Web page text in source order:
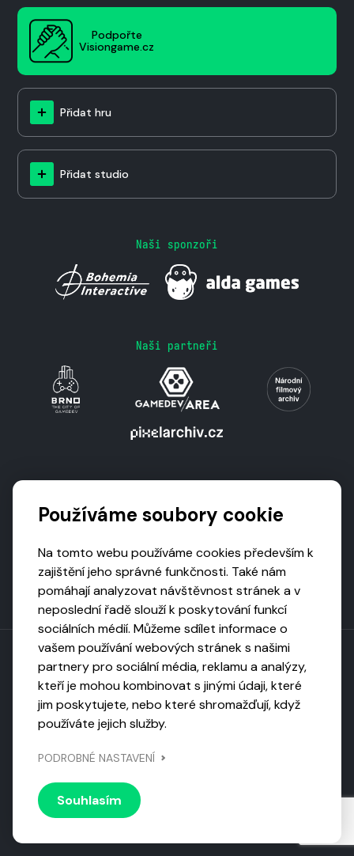
Podpořte
Visiongame.cz
Přidat hru
Přidat studio
Naši sponzoři
Naši partneři
Toto dílo podléhá licenci CC BY-NC-ND
Uveďte původ, neužívejte komerčně, nezpracovávejte.
Národní knihovnou ČR
© 2026 Visiongame. Všechna práva vyhrazena.
ochrany soukromí
Používáme soubory cookie
Na tomto webu používáme cookies především k
zajištění jeho správné funkčnosti. Také nám
pomáhají analyzovat návštěvnost stránek a v
neposlední řadě slouží k poskytování funkcí
sociálních médií. Můžeme sdílet informace o
vašem používání webových stránek s našimi
partnery pro sociální média, reklamu a analýzy,
kteří je mohou kombinovat s jinými údaji, které
jim poskytujete, nebo které shromažďují, když
používáte jejich služby.
PODROBNÉ NASTAVENÍ
Souhlasím